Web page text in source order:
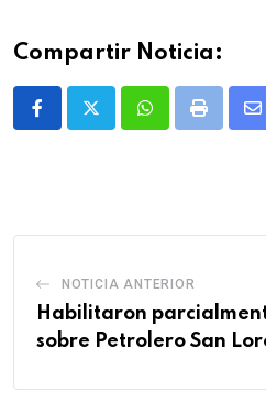
Compartir Noticia:
WhatsappPrint
NOTICIA ANTERIOR
Habilitaron
sobre Petrolero San